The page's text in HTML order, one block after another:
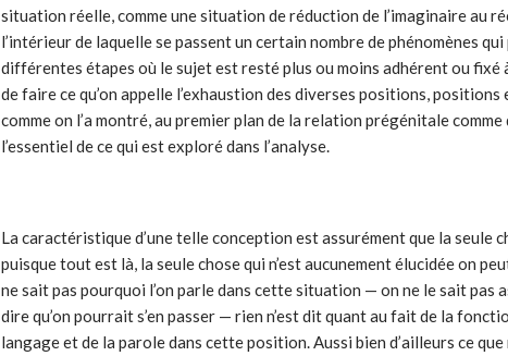
situation réelle, comme une situation de réduction de l’imaginaire au
l’intérieur de laquelle se passent un certain nombre de phénomènes
différentes étapes où le sujet est resté plus ou moins adhérent ou
de faire ce qu’on appelle l’exhaustion des diverses positions,
comme on l’a montré, au premier plan de la relation prégénitale comme
l’essentiel de ce qui est exploré dans l’analyse.
La caractéristique d’une telle conception est assurément que la seule
puisque tout est là, la seule chose qui n’est aucunement élucidée on
ne sait pas pourquoi l’on parle dans cette situation — on ne le sait pas
dire qu’on pourrait s’en passer — rien n’est dit quant au fait de la
langage et de la parole dans cette position. Aussi bien d’ailleurs ce